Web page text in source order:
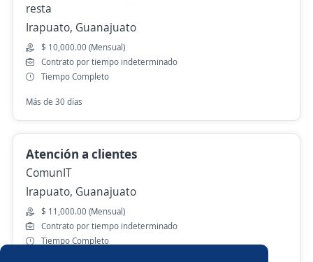
resta
Irapuato, Guanajuato
$ 10,000.00 (Mensual)
Contrato por tiempo indeterminado
Tiempo Completo
Más de 30 días
Atención a clientes
ComunIT
Irapuato, Guanajuato
$ 11,000.00 (Mensual)
Contrato por tiempo indeterminado
Tiempo Completo